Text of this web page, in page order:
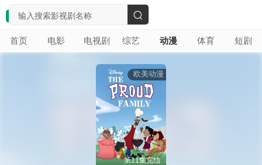
首页 电影 电视剧 综艺 动漫 体育 短剧
搜
索
欧美动漫
第11集完结